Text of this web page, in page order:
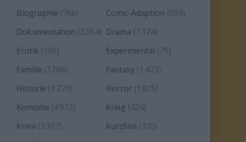
Biographie (766) Comic-Adaption (699)
Dokumentation (2.054) Drama (7.124)
Erotik (186) Experimental (79)
Familie (1.066) Fantasy(1.473)
Historie (1.229) Horror(1.825)
Komödie (4.913) Krieg (424)
Krimi (3.317) Kurzfilm (320)